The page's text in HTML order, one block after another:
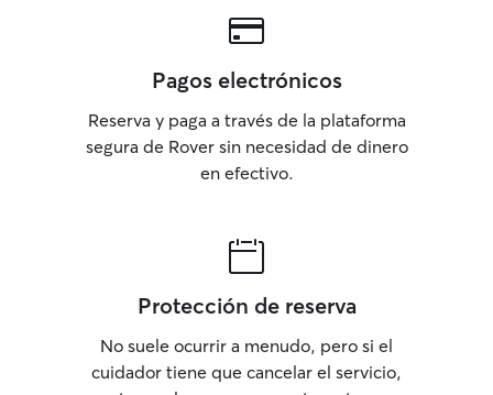
Pagos electrónicos
Reserva y paga a través de la plataforma
segura de Rover sin necesidad de dinero
en efectivo.
Protección de reserva
No suele ocurrir a menudo, pero si el
cuidador tiene que cancelar el servicio,